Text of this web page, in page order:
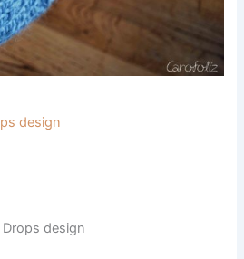
design
design